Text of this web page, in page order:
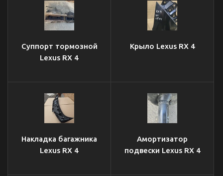
Суппорт тормозной
Lexus RX 4
Крыло Lexus RX 4
Накладка багажника
Lexus RX 4
Амортизатор
подвески Lexus RX 4